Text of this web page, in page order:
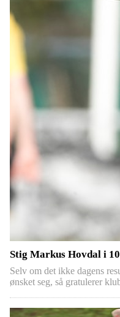
Stig Markus Hovdal i
Selv om det ikke dagens
ønsket seg, så gratulerer